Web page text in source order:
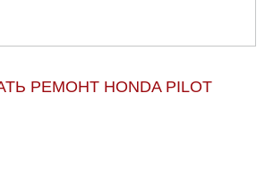
РЕМОНТ HONDA PILOT